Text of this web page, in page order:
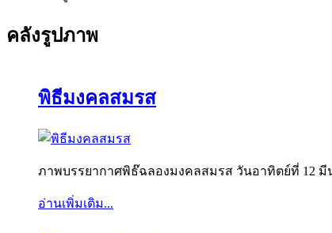
คลังรูปภาพ
พิธีมงคลสมรส
ภาพบรรยากาศพิธ๊ฉลองมงคลสมรส วันอาทิตย์ที่ 12
อ่านเพิ่มเติม...